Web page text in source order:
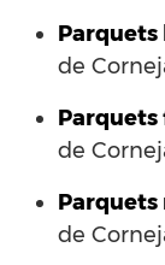
de
de
Parquets
de